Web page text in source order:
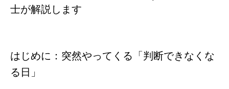
士が解説します
はじめに：突然やってくる「判断できなくな
る日」